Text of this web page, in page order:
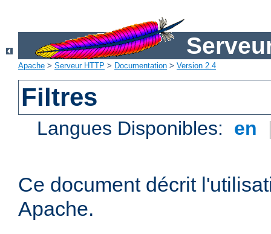
Apache > Serveur HTTP > Documentation > Version 2.4
Filtres
Langues Disponibles: en
Ce document décrit
Apache.